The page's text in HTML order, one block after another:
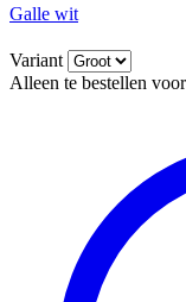
Galle wit
Variant
Alleen te bestellen